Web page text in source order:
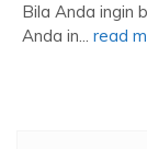
Bila Anda ingin
Anda in... read